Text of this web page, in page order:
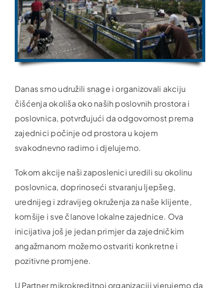
Danas smo udružili snage i organizovali akciju
čišćenja okoliša oko naših poslovnih prostora i
poslovnica, potvrđujući da odgovornost prema
zajednici počinje od prostora u kojem
svakodnevno radimo i djelujemo.
Tokom akcije naši zaposlenici uredili su okolinu
poslovnica, doprinoseći stvaranju ljepšeg,
urednijeg i zdravijeg okruženja za naše klijente,
komšije i sve članove lokalne zajednice. Ova
inicijativa još je jedan primjer da zajedničkim
angažmanom možemo ostvariti konkretne i
pozitivne promjene.
U Partner mikrokreditnoj organizaciji vjerujemo da